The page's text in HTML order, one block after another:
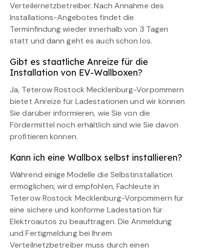
Verteilernetzbetreiber. Nach Annahme des
Installations-Angebotes findet die
Terminfindung wieder innerhalb von 3 Tagen
statt und dann geht es auch schon los.
Gibt es staatliche Anreize für die
Installation von EV-Wallboxen?
Ja, Teterow Rostock Mecklenburg-Vorpommern
bietet Anreize für Ladestationen und wir können
Sie darüber informieren, wie Sie von die
Fördermittel noch erhältlich sind wie Sie davon
profitieren können.
Kann ich eine Wallbox selbst installieren?
Während einige Modelle die Selbstinstallation
ermöglichen, wird empfohlen, Fachleute in
Teterow Rostock Mecklenburg-Vorpommern für
eine sichere und konforme Ladestation für
Elektroautos zu beauftragen. Die Anmeldung
und Fertigmeldung bei Ihrem
Verteilnetzbetreiber muss durch einen